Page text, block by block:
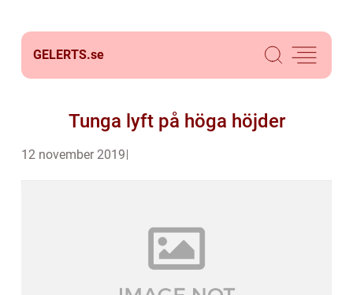
GELERTS.se
Tunga lyft på höga höjder
12 november 2019